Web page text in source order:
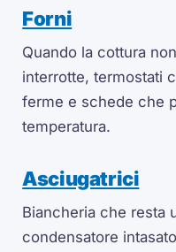
Forni
Quando la cottura
interrotte, termostati
ferme e schede che
temperatura.
Asciugatrici
Biancheria che resta
condensatore